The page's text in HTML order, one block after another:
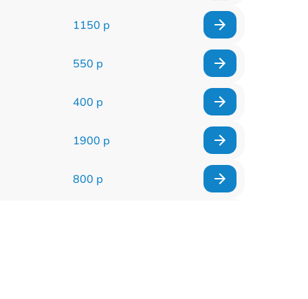
1150 р
550 р
400 р
1900 р
800 р